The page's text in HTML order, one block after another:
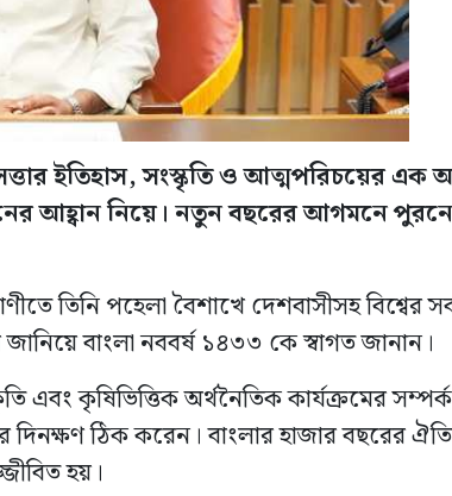
ইতিহাস, সংস্কৃতি ও আত্মপরিচয়ের এক
আহ্বান নিয়ে। নতুন বছরের আগমনে পুরনো
তিনি পহেলা বৈশাখে দেশবাসীসহ বিশ্বের
বাংলা নববর্ষ ১৪৩৩ কে স্বাগত জানান।
কৃষিভিত্তিক অর্থনৈতিক কার্যক্রমের
ঠিক করেন। বাংলার হাজার বছরের
হয়।